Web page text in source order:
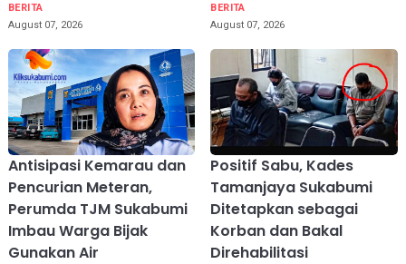
BERITA
August 07, 2026
BERITA
August 07, 2026
Antisipasi Kemarau dan
Pencurian Meteran,
Perumda TJM Sukabumi
Imbau Warga Bijak
Gunakan Air
Positif Sabu, Kades
Tamanjaya Sukabumi
Ditetapkan sebagai
Korban dan Bakal
Direhabilitasi